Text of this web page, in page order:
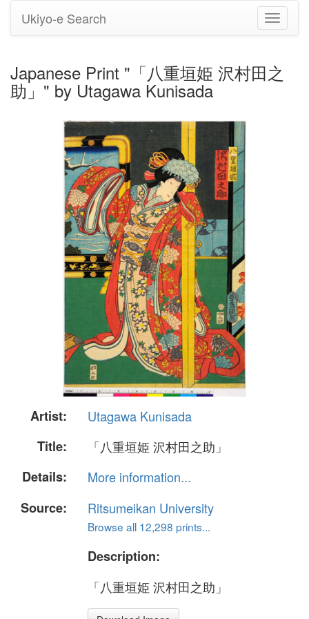
Toggle
Ukiyo-e Search
Japanese Print "「八重垣姫 沢村田之
助」" by Utagawa Kunisada
Artist:
Utagawa Kunisada
Title:
「八重垣姫 沢村田之助」
Details:
More information...
Source:
Ritsumeikan University
Browse all 12,298 prints...
Description:
「八重垣姫 沢村田之助」